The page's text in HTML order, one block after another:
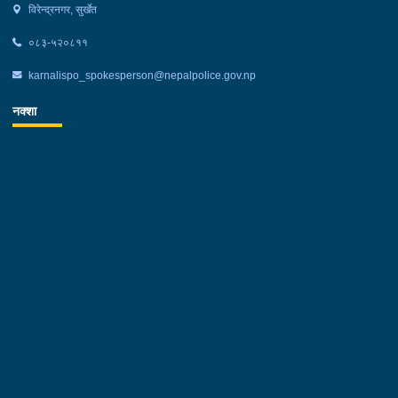
जवानहरूको उपस्थिति रहेको थियो ।
विरेन्द्रनगर, सुर्खेत
०८३-५२०८११
karnalispo_spokesperson@nepalpolice.gov.np
नक्शा